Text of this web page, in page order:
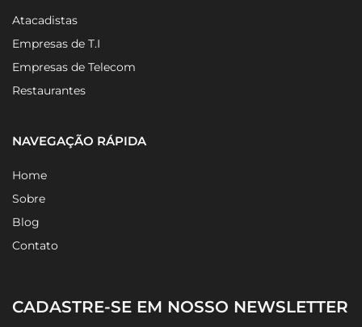
Atacadistas
Empresas de T.I
Empresas de Telecom
Restaurantes
NAVEGAÇÃO RÁPIDA
Home
Sobre
Blog
Contato
CADASTRE-SE EM NOSSO NEWSLETTER